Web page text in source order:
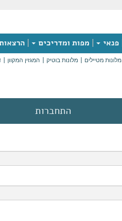
פנאי מפות ומדריכים
מלונות מטיילים מלונות בוטיק המגזין המקוון
התחברות